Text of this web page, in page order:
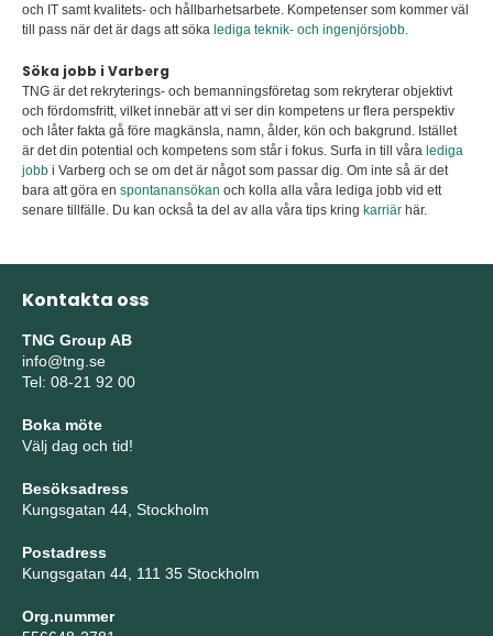
och IT samt kvalitets- och hållbarhetsarbete. Kompetenser som kommer väl
till pass när det är dags att söka lediga teknik- och ingenjörsjobb.
Söka jobb i Varberg
TNG är det rekryterings- och bemanningsföretag som rekryterar objektivt
och fördomsfritt, vilket innebär att vi ser din kompetens ur flera perspektiv
och låter fakta gå före magkänsla, namn, ålder, kön och bakgrund. Istället
är det din potential och kompetens som står i fokus. Surfa in till våra lediga
jobb i Varberg och se om det är något som passar dig. Om inte så är det
bara att göra en spontanansökan och kolla alla våra lediga jobb vid ett
senare tillfälle. Du kan också ta del av alla våra tips kring karriär här.
Kontakta oss
TNG Group AB
info@tng.se
Tel: 08-21 92 00
Boka möte
Välj dag och tid!
Besöksadress
Kungsgatan 44, Stockholm
Postadress
Kungsgatan 44, 111 35 Stockholm
Org.nummer